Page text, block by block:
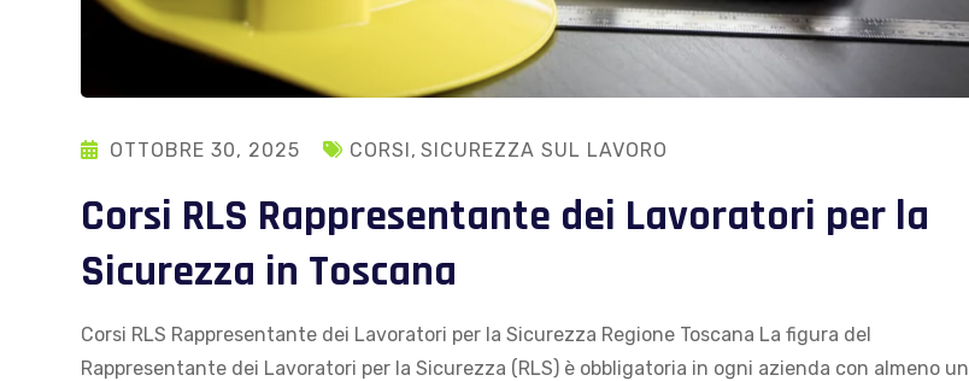
OTTOBRE 30, 2025 CORSI, SICUREZZA SUL LAVORO
Corsi RLS Rappresentante dei Lavoratori per la
Sicurezza in Toscana
Corsi RLS Rappresentante dei Lavoratori per la Sicurezza Regione Toscana La figura del
Rappresentante dei Lavoratori per la Sicurezza (RLS) è obbligatoria in ogni azienda con almeno un